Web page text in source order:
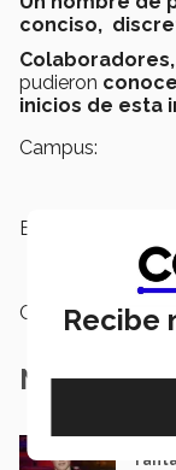
conciso,
pudieron
inicios de esta
Campus:
Etiquetas:
Categoría:
Notas
Recibe